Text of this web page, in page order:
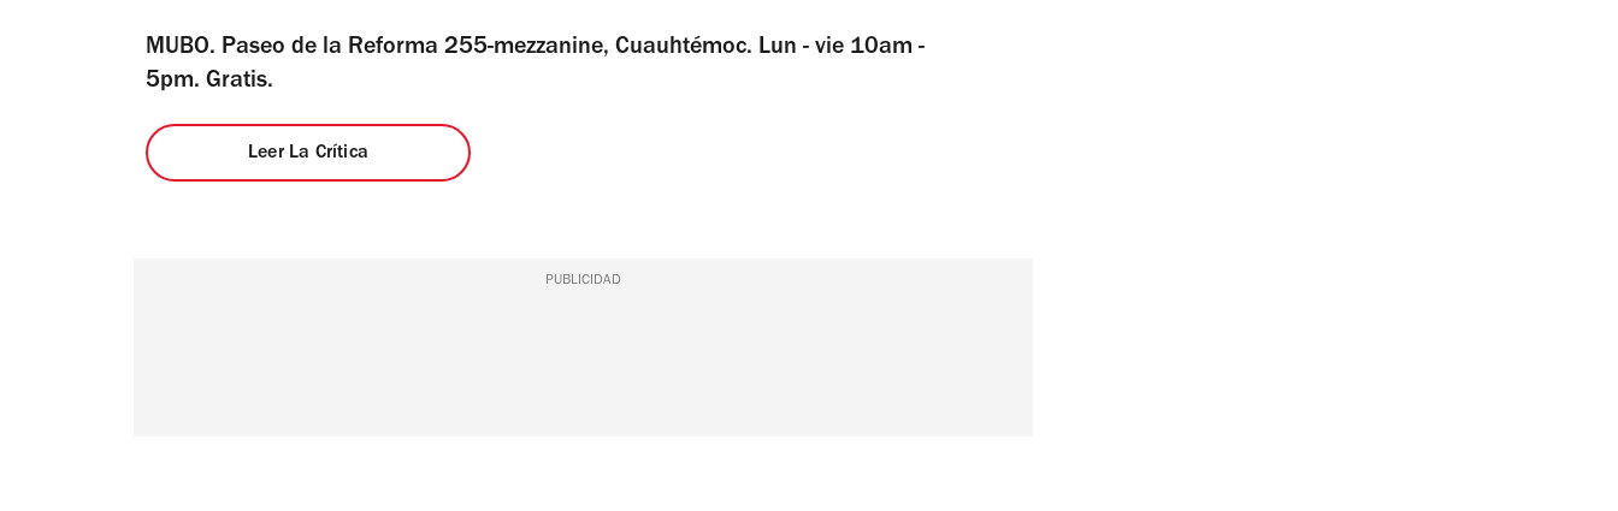
MUBO. Paseo de la Reforma 255-mezzanine, Cuauhtémoc. Lun - vie 10am -
5pm. Gratis.
Leer La Crítica
PUBLICIDAD